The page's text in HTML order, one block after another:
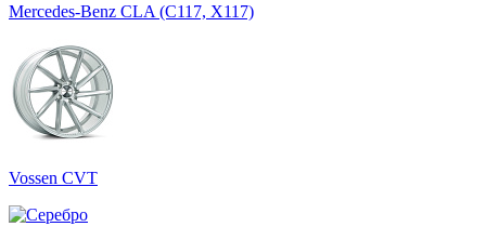
Mercedes-Benz CLA (C117, X117)
Vossen CVT